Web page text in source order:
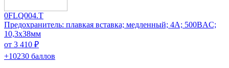
0FLQ004.T
Предохранитель: плавкая вставка; медленный; 4А; 500ВAC;
10,3x38мм
от 3 410 ₽
+10230 баллов